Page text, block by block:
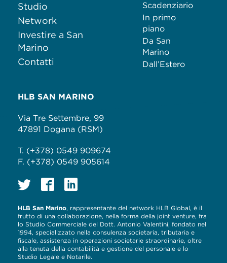
Studio
Network
Investire a San
Marino
Contatti
Scadenziario
In primo
piano
Da San
Marino
Dall’Estero
HLB SAN MARINO
Via Tre Settembre, 99
47891 Dogana (RSM)
T. (+378) 0549 909674
F. (+378) 0549 905614
HLB San Marino, rappresentante del network HLB Global, è il
frutto di una collaborazione, nella forma della joint venture, fra
lo Studio Commerciale del Dott. Antonio Valentini, fondato nel
1994, specializzato nella consulenza societaria, tributaria e
fiscale, assistenza in operazioni societarie straordinarie, oltre
alla tenuta della contabilità e gestione del personale e lo
Studio Legale e Notarile.